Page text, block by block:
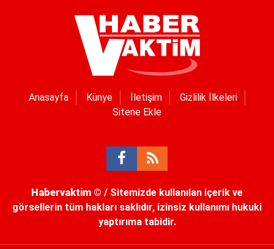
Anasayfa Künye İletişim
Gizlilik İlkeleri
Sitene Ekle
Habervaktim © / Sitemizde kullanılan içerik ve
görsellerin tüm hakları saklıdır, izinsiz kullanımı hukuki
yaptırıma tabidir.